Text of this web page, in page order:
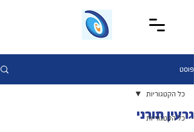
פוסט
כל הקטגוריות
כל הקטגוריות
גרעין תורני